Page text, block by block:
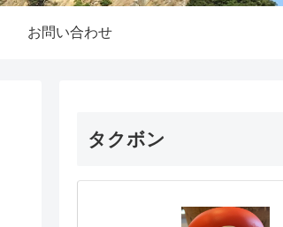
お問い合わせ
タクボン